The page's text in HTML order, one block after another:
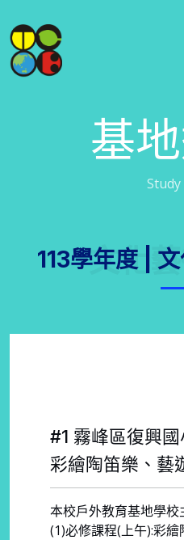
基
文化
113學年度 |
#1 霧峰區復興國
彩繪陶笛樂、藝
本校戶外教育基地學校
(1)必修課程(上午):彩